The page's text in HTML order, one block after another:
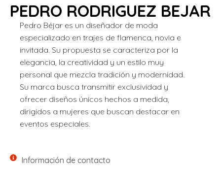
PEDRO RODRIGUEZ BEJAR
Pedro Béjar es un diseñador de moda
especializado en trajes de flamenca, novia e
invitada. Su propuesta se caracteriza por la
elegancia, la creatividad y un estilo muy
personal que mezcla tradición y modernidad.
Su marca busca transmitir exclusividad y
ofrecer diseños únicos hechos a medida,
dirigidos a mujeres que buscan destacar en
eventos especiales.
Información de contacto